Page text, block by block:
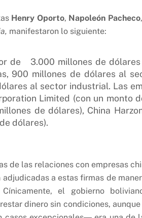
Henry Oporto, Napoleón Pacheco,
manifestaron lo siguiente:
de 3.000 millones de
900 millones de dólares al
al sector industrial. Las
Limited (con un monto
de dólares), China
dólares).
de las relaciones con empresas
a estas firmas de
el gobierno
dinero sin condiciones,